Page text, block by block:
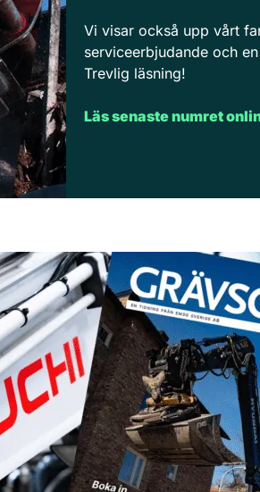
Vi visar också upp vårt
serviceerbjudande och
Trevlig läsning!
Läs senaste numret